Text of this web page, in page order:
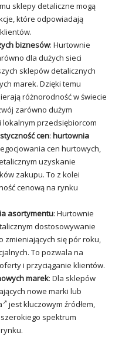
sklepy detaliczne mogą
które odpowiadają
biznesów: Hurtownie
dla dużych sieci
sklepów detalicznych
marek. Dzięki temu
różnorodność w świecie
zarówno dużym
przedsiębiorcom
cen: hurtownia
cen hurtowych,
uzyskanie
zakupu. To z kolei
cenową na rynku
asortymentu: Hurtownie
dostosowywanie
zmieniających się pór roku,
To pozwala na
i przyciąganie klientów.
marek: Dla sklepów
nowe marki lub
jest kluczowym źródłem,
spektrum